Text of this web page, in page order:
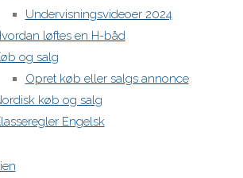
Undervisningsvideoer 2024
løftes en H-båd
og salg
Opret køb eller salgs annonce
køb og salg
Engelsk
i Europa
termine
Powered by